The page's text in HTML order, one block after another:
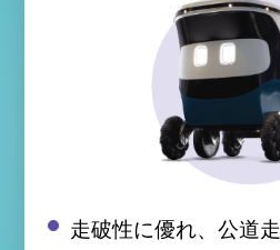
走破性に優れ、公道